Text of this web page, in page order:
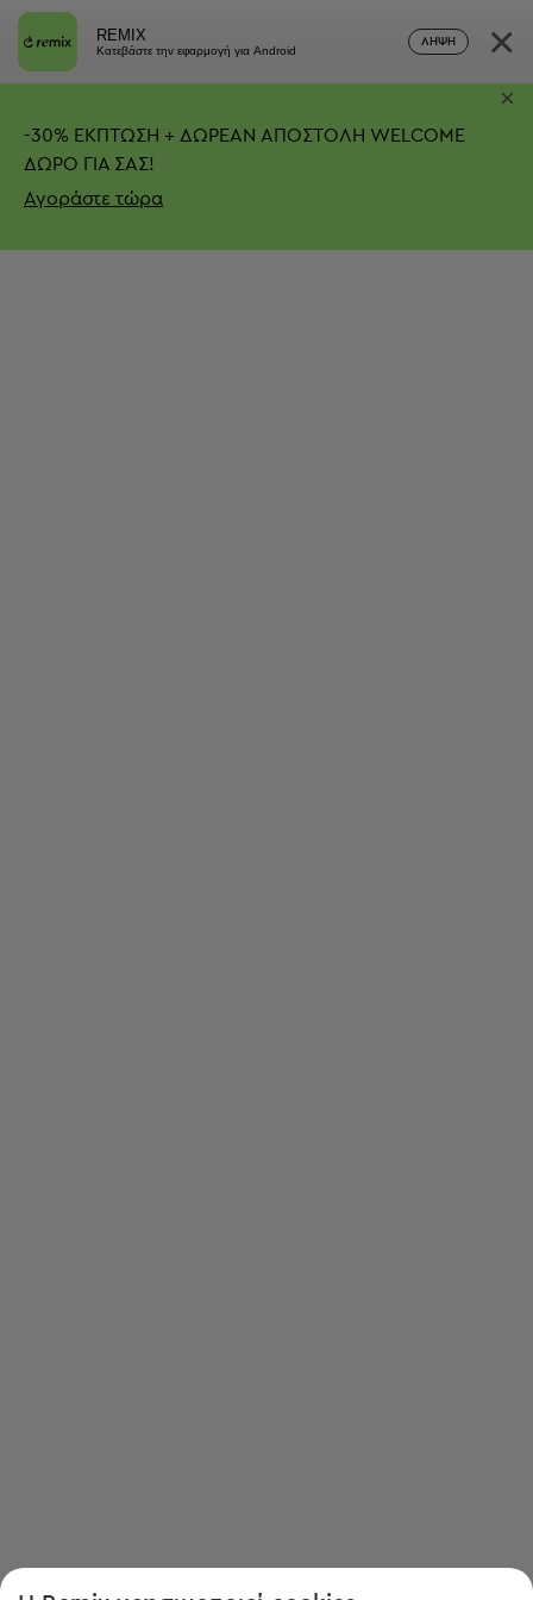
REMIX
Κατεβάστε την εφαρμογή για Android
ΛΉΨΗ ×
-30% ΕΚΠΤΩΣΗ + ΔΩΡΕΑΝ ΑΠΟΣΤΟΛΗ WELCOME
ΔΩΡΟ ΓΙΑ ΣΑΣ!
Αγοράστε τώρα
×